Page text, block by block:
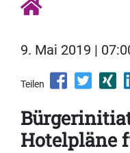
9. Mai 2019 |
Teilen
Hotelpläne